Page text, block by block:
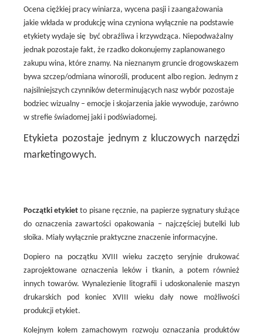
Ocena ciężkiej pracy winiarza, wycena pasji i zaangażowania
jakie wkłada w produkcję wina czyniona wyłącznie na podstawie
etykiety wydaje się być obraźliwa i krzywdząca. Niepodważalny
jednak pozostaje fakt, że rzadko dokonujemy zaplanowanego
zakupu wina, które znamy. Na nieznanym gruncie drogowskazem
bywa szczep/odmiana winorośli, producent albo region. Jednym z
najsilniejszych czynników determinujących nasz wybór pozostaje
bodziec wizualny – emocje i skojarzenia jakie wywoduje, zarówno
w strefie świadomej jaki i podświadomej.
Etykieta pozostaje jednym z kluczowych narzędzi
marketingowych.
Początki etykiet to pisane ręcznie, na papierze sygnatury służące
do oznaczenia zawartości opakowania – najczęściej butelki lub
słoika. Miały wyłącznie praktyczne znaczenie informacyjne.
Dopiero na początku XVIII wieku zaczęto seryjnie drukować
zaprojektowane oznaczenia leków i tkanin, a potem również
innych towarów. Wynalezienie litografii i udoskonalenie maszyn
drukarskich pod koniec XVIII wieku dały nowe możliwości
produkcji etykiet.
Kolejnym kołem zamachowym rozwoju oznaczania produktów